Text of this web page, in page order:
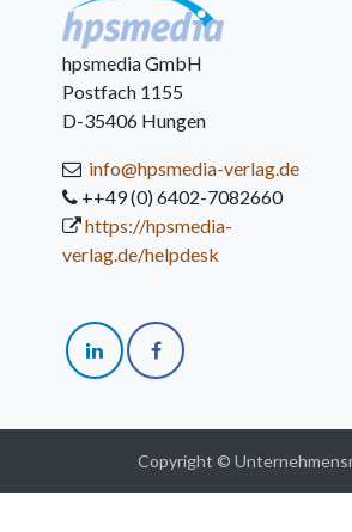
hpsmedia GmbH
Postfach 1155
D-35406 Hungen
info@hpsmedia-verlag.de
++49 (0) 6402-7082660
https://hpsmedia-
verlag.de/helpdesk
Copyright ©